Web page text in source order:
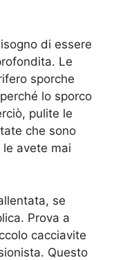
di essere
Le
sporche
lo sporco
pulite le
che sono
avete mai
se
Prova a
cacciavite
Questo